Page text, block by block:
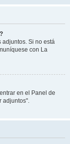
adjuntos. Si no está
con La
en el Panel de
adjuntos".